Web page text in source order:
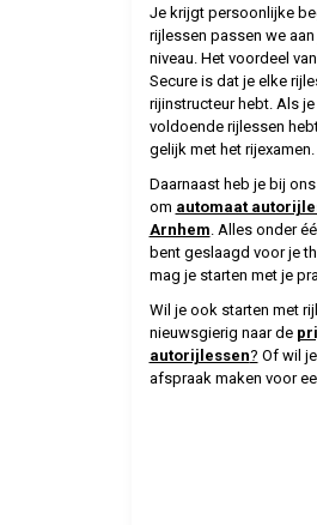
Je krijgt persoonlijke
rijlessen passen we
niveau. Het voordeel
Secure is dat je elke
rijinstructeur hebt. Als
voldoende rijlessen
gelijk met het rijexamen.
Daarnaast heb je bij
om automaat
Arnhem. Alles onder
bent geslaagd voor je
mag je starten met je
Wil je ook starten met
nieuwsgierig naar de
autorijlessen? Of wil
afspraak maken voor